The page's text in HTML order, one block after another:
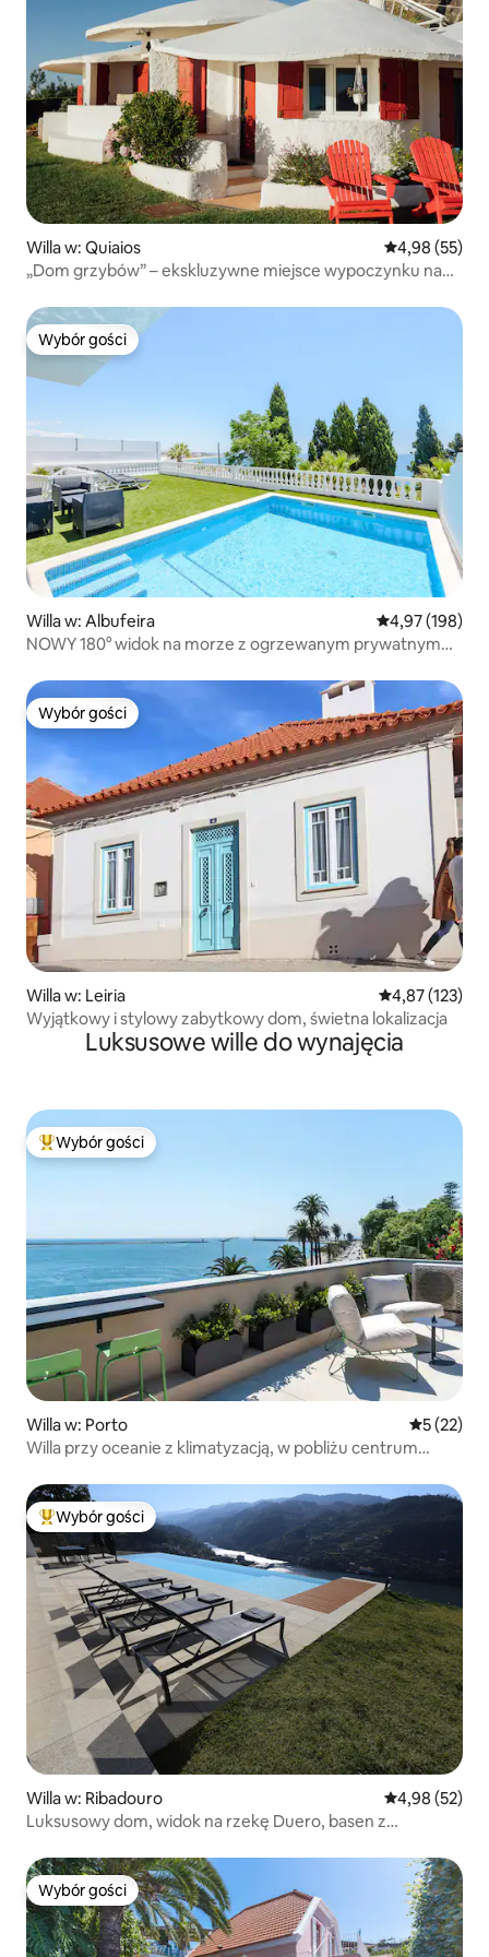
Willa w: Quiaios Średnia
4,98 (55)
„Dom grzybów” – ekskluzywne miejsce wypoczynku nad
Wybór gości
Wybór gości
Willa w: Albufeira Średnia
4,97 (198)
NOWY 180° widok na morze z ogrzewanym prywatnym
Wybór gości
Wybór gości
Willa w: Leiria Średnia
4,87 (123)
Wyjątkowy i stylowy zabytkowy dom, świetna lokalizacja
Luksusowe wille do wynajęcia
Najpopularniejsze z kategorii Wybór gości
Wybór gości
Willa w: Porto Średnia
5 (22)
Willa przy oceanie z klimatyzacją, w pobliżu centrum
Najpopularniejsze z kategorii Wybór gości
Wybór gości
Willa w: Ribadouro Średnia
4,98 (52)
Luksusowy dom, widok na rzekę Duero, basen z
Wybór gości
Wybór gości